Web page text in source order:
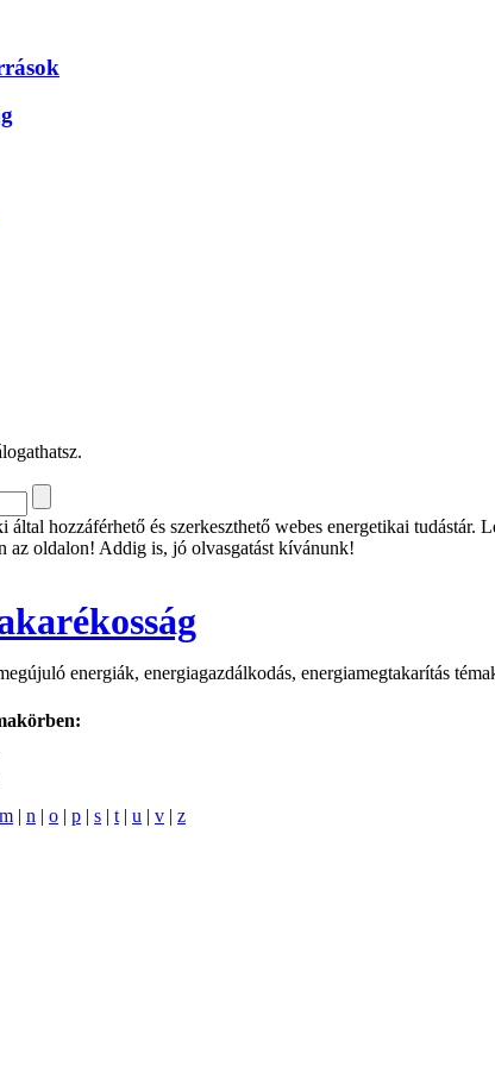
hozzáférhető és szerkeszthető webes energetikai
az oldalon! Addig is, jó olvasgatást kívánunk!
energiák, energiagazdálkodás, energiamegtakarítás
m | n | o | p | s | t | u | v | z